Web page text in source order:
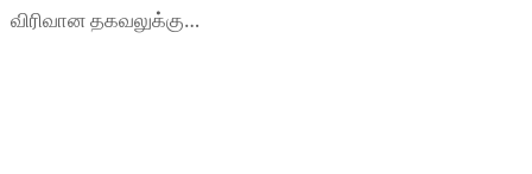
விரிவான தகவலுக்கு…